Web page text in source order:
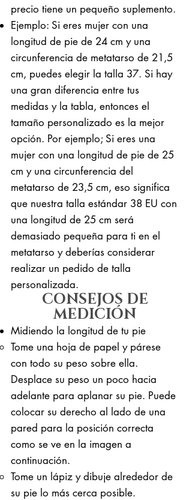
precio tiene un pequeño suplemento.
Ejemplo: Si eres mujer con una
longitud de pie de 24 cm y una
circunferencia de metatarso de 21,5
cm, puedes elegir la talla 37. Si hay
una gran diferencia entre tus
medidas y la tabla, entonces el
tamaño personalizado es la mejor
opción. Por ejemplo; Si eres una
mujer con una longitud de pie de 25
cm y una circunferencia del
metatarso de 23,5 cm, eso significa
que nuestra talla estándar 38 EU con
una longitud de 25 cm será
demasiado pequeña para ti en el
metatarso y deberías considerar
realizar un pedido de talla
personalizada.
CONSEJOS DE
MEDICIÓN
Midiendo la longitud de tu pie
Tome una hoja de papel y párese
con todo su peso sobre ella. ​
Desplace su peso un poco hacia
adelante para aplanar su pie. Puede
colocar su derecho al lado de una
pared para la posición correcta
como se ve en la imagen a
continuación.
Tome un lápiz y dibuje alrededor de
su pie lo más cerca posible.